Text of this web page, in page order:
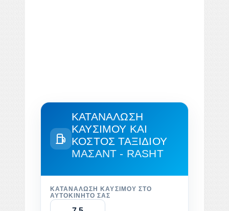
ΚΑΤΑΝΆΛΩΣΗ
ΚΑΥΣΊΜΟΥ ΚΑΙ
ΚΌΣΤΟΣ ΤΑΞΙΔΙΟΎ
ΜΑΣΆΝΤ - RASHT
ΚΑΤΑΝΆΛΩΣΗ ΚΑΥΣΊΜΟΥ ΣΤΟ
ΑΥΤΟΚΊΝΗΤΌ ΣΑΣ